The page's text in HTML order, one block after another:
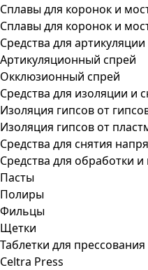
Сплавы для коронок и
Сплавы для коронок и
Средства для
Артикуляционный спрей
Окклюзионный спрей
Средства для изоляции и
Изоляция гипсов от
Изоляция гипсов от
Средства для снятия
Средства для обработки
Пасты
Полиры
Фильцы
Щетки
Таблетки для прессования
Celtra Press